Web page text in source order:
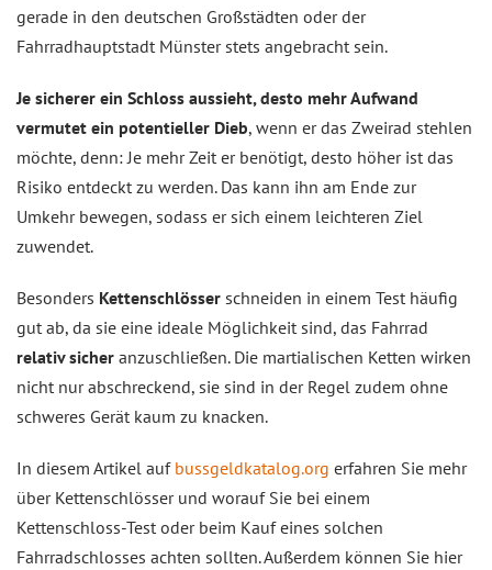
gerade in den deutschen Großstädten oder der
Fahrradhauptstadt Münster stets angebracht sein.
Je sicherer ein Schloss aussieht, desto mehr Aufwand
vermutet ein potentieller Dieb, wenn er das Zweirad stehlen
möchte, denn: Je mehr Zeit er benötigt, desto höher ist das
Risiko entdeckt zu werden. Das kann ihn am Ende zur
Umkehr bewegen, sodass er sich einem leichteren Ziel
zuwendet.
Besonders Kettenschlösser schneiden in einem Test häufig
gut ab, da sie eine ideale Möglichkeit sind, das Fahrrad
relativ sicher anzuschließen. Die martialischen Ketten wirken
nicht nur abschreckend, sie sind in der Regel zudem ohne
schweres Gerät kaum zu knacken.
In diesem Artikel auf bussgeldkatalog.org erfahren Sie mehr
über Kettenschlösser und worauf Sie bei einem
Kettenschloss-Test oder beim Kauf eines solchen
Fahrradschlosses achten sollten. Außerdem können Sie hier